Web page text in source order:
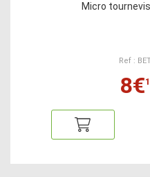
Micro
Ref :
8€